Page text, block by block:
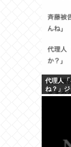
代理人
ね？」
すなん